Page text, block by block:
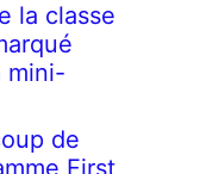
la classe
mini-
de